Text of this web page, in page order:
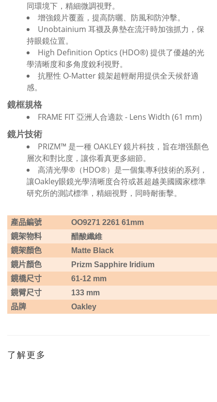
同環境下，精細微調視野。
增強鏡片覆蓋，提高防曬、防風和防沖擊。
Unobtainium 耳襪及鼻墊在流汗時加強抓力，保
持眼鏡位置。
High Definition Optics (HDO®) 提供了優越的光
學清晰度和多角度銳利視野。
抗壓性 O-Matter 鏡架超輕耐用提供全天候舒適
感。
鏡框規格
FRAME FIT 亞洲人合適款 - Lens Width (61 mm)
鏡片技術
PRIZM™ 是一種 OAKLEY 鏡片科技，旨在增强顏色
層次和對比度，讓你看真更多細節。
高清光學®（HDO®）是一個集專利技術的系列，
讓Oakley眼鏡光學清晰度合符或甚超越美國國家標準
研究所的測試標準，精細視野，同時耐衝擊。
產品編號
OO9271 2261 61mm
鏡架物料
醋酸纖維
鏡架顏色
Matte Black
鏡片顏色
Prizm Sapphire Iridium
鏡橋尺寸
61-12 mm
鏡臂尺寸
133 mm
品牌
Oakley
了解更多